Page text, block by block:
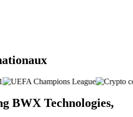
BWX Technologies,